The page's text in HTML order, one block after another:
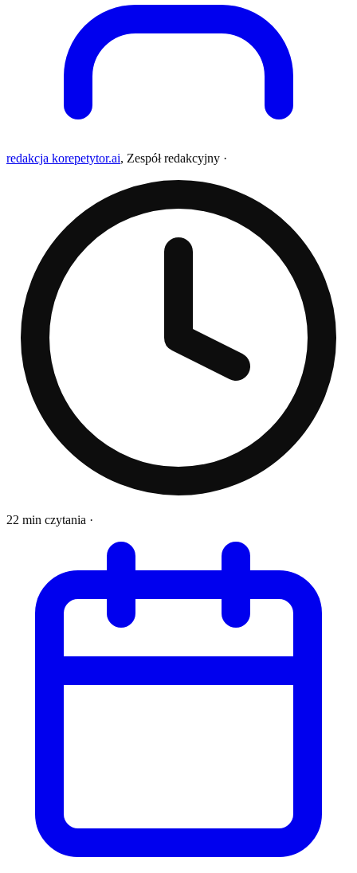
redakcja korepetytor.ai, Zespół redakcyjny ·
22 min czytania ·